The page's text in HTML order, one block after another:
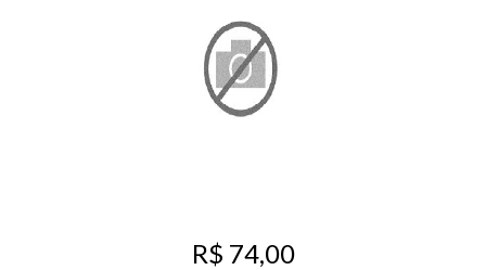
R$ 74,00